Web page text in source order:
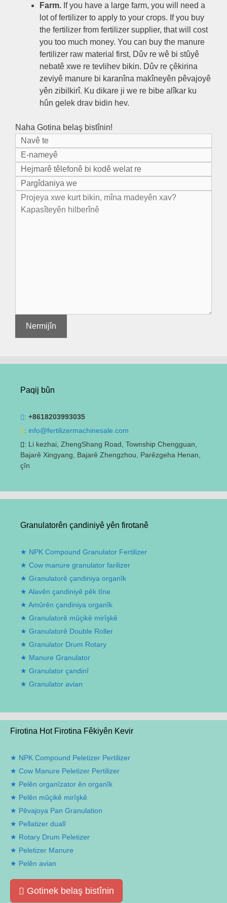
Farm. If you have a large farm, you will need a
lot of fertilizer to apply to your crops. If you buy
the fertilizer from fertilizer supplier, that will cost
you too much money. You can buy the manure
fertilizer raw material first, Dûv re wê bi stûyê
nebatê xwe re tevlihev bikin. Dûv re çêkirina
zeviyê manure bi karanîna makîneyên pêvajoyê
yên zibilkirî. Ku dikare ji we re bibe alîkar ku
hûn gelek drav bidin hev.
Naha Gotina belaş bistînin!
Paqij bûn
: +8618203993035
: info@fertilizermachinesale.com
: Li kezhai, ZhengShang Road, Township Chengguan,
Bajarê Xingyang, Bajarê Zhengzhou, Parêzgeha Henan,
çîn
Granulatorên çandiniyê yên firotanê
NPK Compound Granulator Fertilizer
Cow manure granulator farilizer
Granulatorê çandiniya organîk
Alavên çandiniyê pêk tîne
Amûrên çandiniya organîk
Granulatorê mûçikê mirîşkê
Granulatorê Double Roller
Granulator Drum Rotary
Manure Granulator
Granulator çandinî
Granulator avian
Firotina Hot Firotina Fêkiyên Kevir
NPK Compound Peletizer Pertilizer
Cow Manure Peletizer Pertilizer
Pelên organîzator ên organîk
Pelên mûçikê mirîşkê
Pêvajoya Pan Granulation
Pellatizer dualî
Rotary Drum Peletizer
Peletizer Manure
Pelên avian
Gotinek belaş bistînin